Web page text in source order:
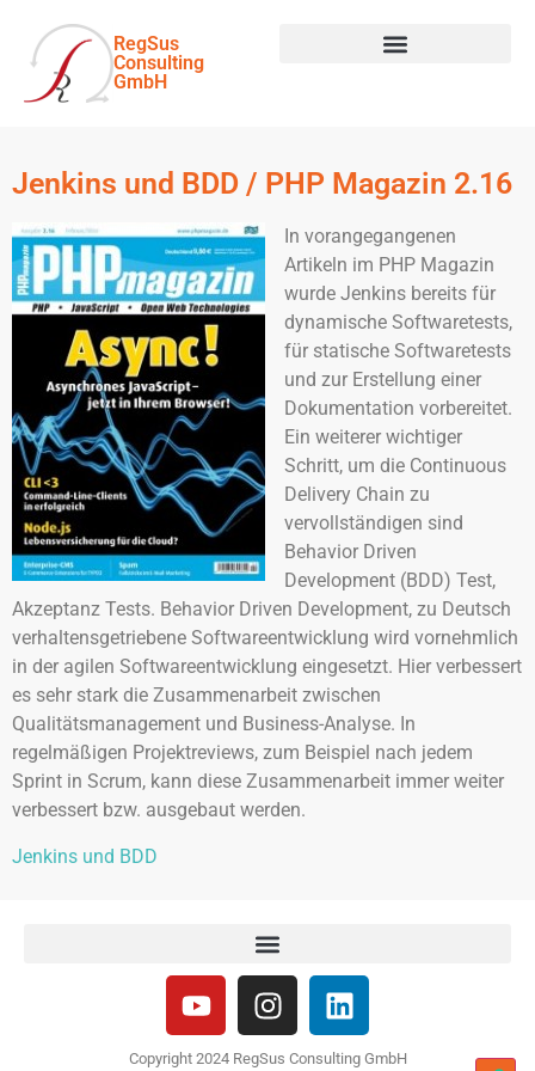
RegSus
Consulting
GmbH
Jenkins und BDD / PHP Magazin 2.16
In vorangegangenen
Artikeln im PHP Magazin
wurde Jenkins bereits für
dynamische Softwaretests,
für statische Softwaretests
und zur Erstellung einer
Dokumentation vorbereitet.
Ein weiterer wichtiger
Schritt, um die Continuous
Delivery Chain zu
vervollständigen sind
Behavior Driven
Development (BDD) Test,
Akzeptanz Tests. Behavior Driven Development, zu Deutsch
verhaltensgetriebene Softwareentwicklung wird vornehmlich
in der agilen Softwareentwicklung eingesetzt. Hier verbessert
es sehr stark die Zusammenarbeit zwischen
Qualitätsmanagement und Business-Analyse. In
regelmäßigen Projektreviews, zum Beispiel nach jedem
Sprint in Scrum, kann diese Zusammenarbeit immer weiter
verbessert bzw. ausgebaut werden.
Jenkins und BDD
Copyright 2024 RegSus Consulting GmbH